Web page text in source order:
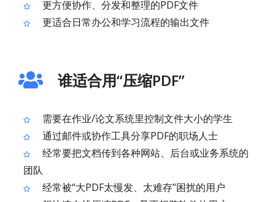
更方便协作、分发和整理的PDF文件
更适合日常办公和学习流程的输出文件
谁适合用“压缩PDF”
需要在作业/论文系统里控制文件大小的学生
通过邮件或协作工具分享PDF的职场人士
经常要把文档传到各种网站、后台或业务系统的
团队
经常被“大PDF太慢发、太难存”困扰的用户